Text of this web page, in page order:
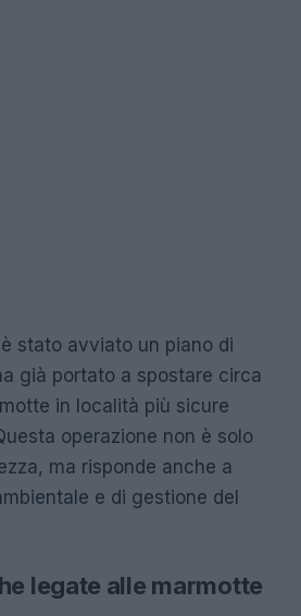
stato avviato un piano di
già portato a spostare circa
in località più sicure
operazione non è solo
ma risponde anche a
e di gestione del
legate alle marmotte